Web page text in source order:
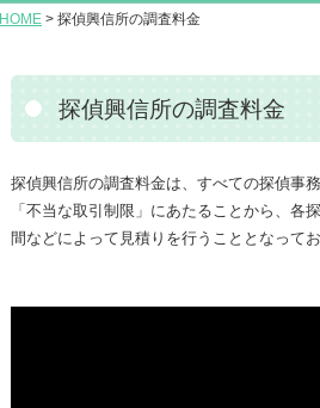
探偵興信所の調査料金
探偵興信所の調査料金は、すべての探偵事
「不当な取引制限」にあたることから、
間などによって見積りを行うこととなってお
HOME > 探偵興信所の調査料金